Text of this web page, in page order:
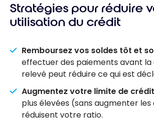
Stratégies pour réduire
utilisation du crédit
Remboursez vos soldes tôt et
effectuer des paiements avant la
relevé peut réduire ce qui est
Augmentez votre limite de
plus élevées (sans augmenter
réduisent votre ratio.